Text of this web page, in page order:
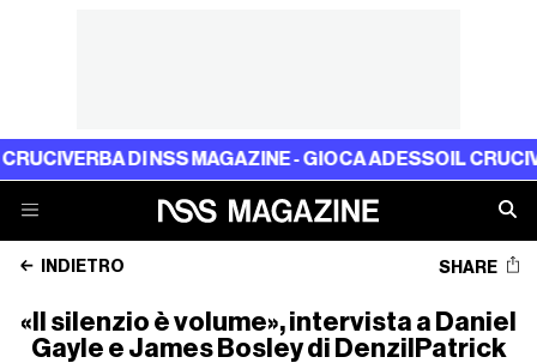
DI NSS MAGAZINE - GIOCA ADESSOIL CRUCIVERBA DI
INDIETRO SHARE
«Il silenzio è volume», intervista a Daniel
Gayle e James Bosley di DenzilPatrick